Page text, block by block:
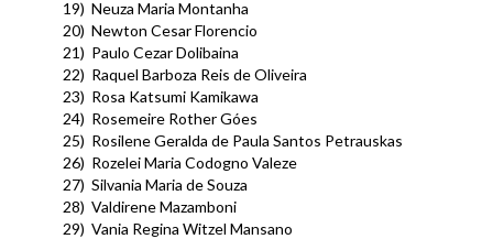
19) Neuza Maria Montanha
20) Newton Cesar Florencio
21) Paulo Cezar Dolibaina
22) Raquel Barboza Reis de Oliveira
23) Rosa Katsumi Kamikawa
24) Rosemeire Rother Góes
25) Rosilene Geralda de Paula Santos Petrauskas
26) Rozelei Maria Codogno Valeze
27) Silvania Maria de Souza
28) Valdirene Mazamboni
29) Vania Regina Witzel Mansano